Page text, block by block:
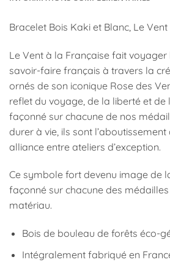
Bracelet Bois Kaki et Blanc, Le
Le Vent à la Française fait
savoir-faire français à travers la
ornés de son iconique Rose des
reflet du voyage, de la liberté et de
façonné sur chacune de nos
durer à vie, ils sont l’aboutissement
alliance entre ateliers d’exception.
Ce symbole fort devenu image de
façonné sur chacune des
matériau.
Bois de bouleau de forêts éco-
Intégralement fabriqué en